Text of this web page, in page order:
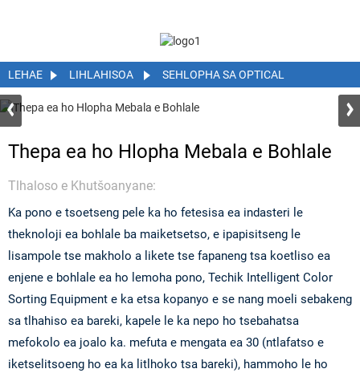
LEHAE LIHLAHISOA SEHLOPHA SA OPTICAL
Thepa ea ho Hlopha Mebala e Bohlale
Tlhaloso e Khutšoanyane:
Ka pono e tsoetseng pele ka ho fetesisa ea indasteri le
theknoloji ea bohlale ba maiketsetso, e ipapisitseng le
lisampole tse makholo a likete tse fapaneng tsa koetliso ea
enjene e bohlale ea ho lemoha pono, Techik Intelligent Color
Sorting Equipment e ka etsa kopanyo e se nang moeli sebakeng
sa tlhahiso ea bareki, kapele le ka nepo ho tsebahatsa
mefokolo ea joalo ka. mefuta e mengata ea 30 (ntlafatso e
iketselitsoeng ho ea ka litlhoko tsa bareki), hammoho le ho